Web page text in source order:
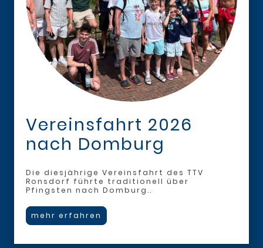
Vereinsfahrt 2026
nach Domburg
Die diesjährige Vereinsfahrt des TTV
Ronsdorf führte traditionell über
Pfingsten nach Domburg..
mehr erfahren